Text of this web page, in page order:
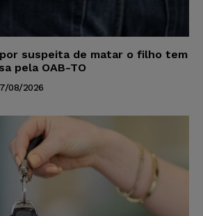
suspeita de matar o filho tem
pela OAB-TO
08/2026